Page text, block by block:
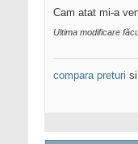
Cam atat mi-a
Ultima modificare
compara preturi